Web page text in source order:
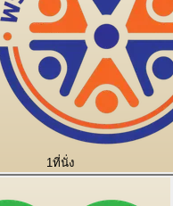
1ที่นั่ง